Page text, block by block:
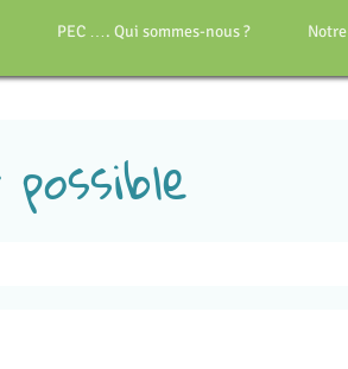
PEC …. Qui sommes-nous ?